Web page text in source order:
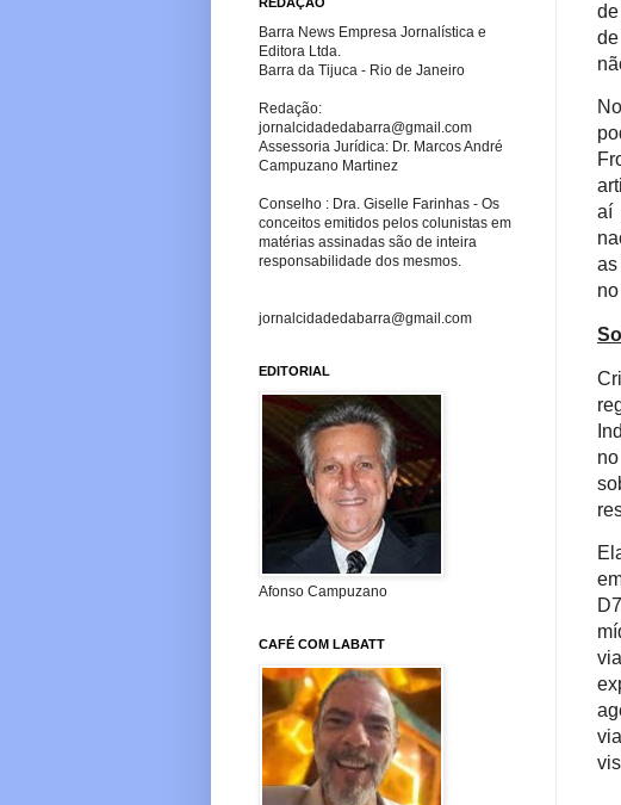
aí
Barra News Empresa Jornalística e
Editora Ltda.
Barra da Tijuca - Rio de Janeiro
Redação:
jornalcidadedabarra@gmail.com
Assessoria Jurídica: Dr. Marcos André
Campuzano Martinez
Conselho : Dra. Giselle Farinhas - Os
conceitos emitidos pelos colunistas em
matérias assinadas são de inteira
responsabilidade dos mesmos.
jornalcidadedabarra@gmail.com
EDITORIAL
Afonso Campuzano
CAFÉ COM LABATT